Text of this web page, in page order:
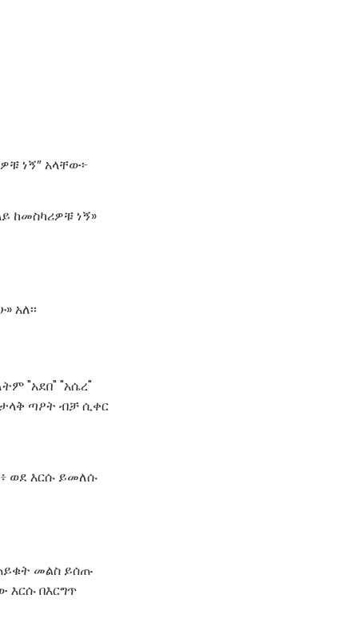
ነኝ” አላቸው፦
ከመስካሪዎቹ ነኝ»
አለ፡፡
"አደበ" "አሴረ"
ጣዖት ብቻ ሲቀር
ወደ እርሱ ይመለሱ
መልስ ይሰጡ
እርሱ በእርግጥ